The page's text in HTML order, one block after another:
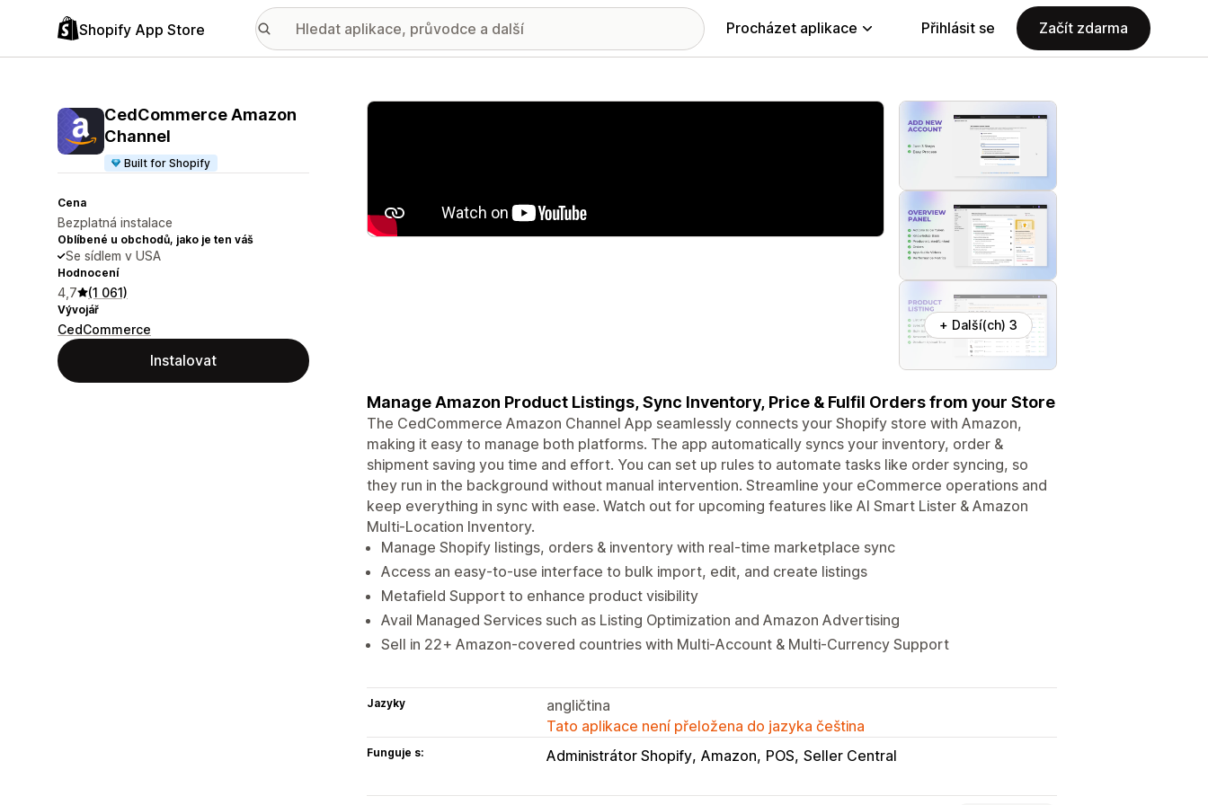
Shopify App Store Procházet aplikace Přihlásit se Začít zdarma
CedCommerce Amazon
Channel
Built for Shopify
Cena
Bezplatná instalace
Oblíbené u obchodů, jako je ten váš
Se sídlem v USA
Hodnocení
4,7 (1 061)
Vývojář
CedCommerce
Instalovat
Galerie propagovaných obrázků
+ Další(ch) 3
Manage Amazon Product Listings, Sync Inventory, Price & Fulfil Orders from your Store
The CedCommerce Amazon Channel App seamlessly connects your Shopify store with Amazon,
making it easy to manage both platforms. The app automatically syncs your inventory, order &
shipment saving you time and effort. You can set up rules to automate tasks like order syncing, so
they run in the background without manual intervention. Streamline your eCommerce operations and
keep everything in sync with ease. Watch out for upcoming features like AI Smart Lister & Amazon
Multi-Location Inventory.
Manage Shopify listings, orders & inventory with real-time marketplace sync
Access an easy-to-use interface to bulk import, edit, and create listings
Metafield Support to enhance product visibility
Avail Managed Services such as Listing Optimization and Amazon Advertising
Sell in 22+ Amazon-covered countries with Multi-Account & Multi-Currency Support
Jazyky
angličtina
Tato aplikace není přeložena do jazyka čeština
Funguje s: Administrátor Shopify Amazon POS Seller Central